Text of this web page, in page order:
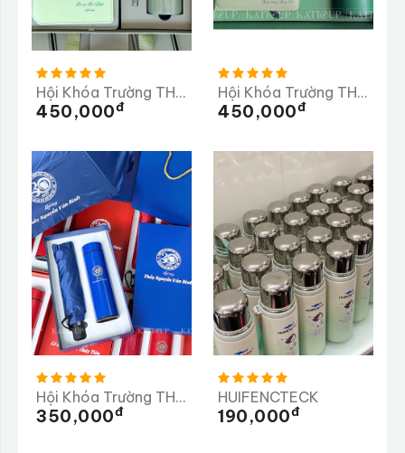
Hội Khóa Trường THPT Đội Cấn
450,000Đ
Hội Khóa Trường THPT HÀM RÔNG
450,000Đ
Hội Khóa Trường THPT Số 2 Nghĩa Hành Quảng Ngãi
350,000Đ
HUIFENCTECK
190,000Đ